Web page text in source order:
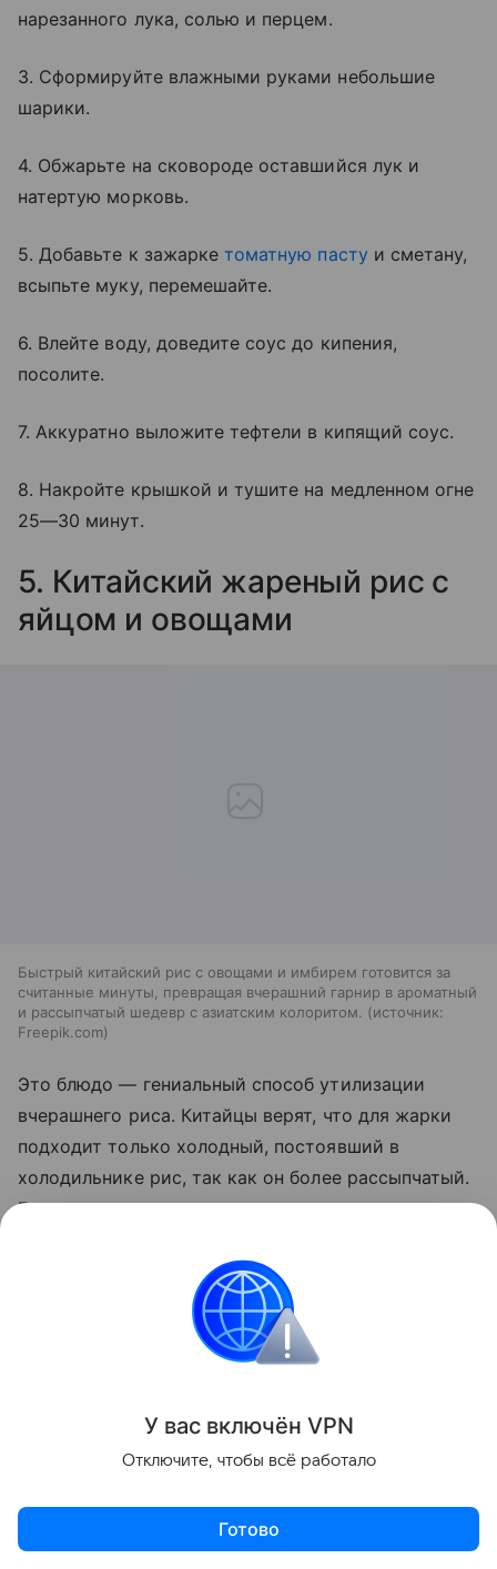
нарезанного лука, солью и перцем.
3. Сформируйте влажными руками небольшие
шарики.
4. Обжарьте на сковороде оставшийся лук и
натертую морковь.
5. Добавьте к зажаркетоматную пасту и сметану,
всыпьте муку, перемешайте.
6. Влейте воду, доведите соус до кипения,
посолите.
7. Аккуратно выложите тефтели в кипящий соус.
8. Накройте крышкой и тушите на медленном огне
25—30 минут.
5. Китайский жареный рис с
яйцом и овощами
Быстрый китайский рис с овощами и имбирем готовится за
считанные минуты, превращая вчерашний гарнир в ароматный
и рассыпчатый шедевр с азиатским колоритом.
источник:
Freepik.com
Это блюдо — гениальный способ утилизации
вчерашнего риса. Китайцы верят, что для жарки
подходит только холодный, постоявший в
холодильнике рис, так как он более рассыпчатый.
Готовится все молниеносно на сильном огне,
Главный вкусовой акцент создают соевый соус,
имбирь и зеленый лук.
У вас включён VPN
Отключите, чтобы всё работало
Готово